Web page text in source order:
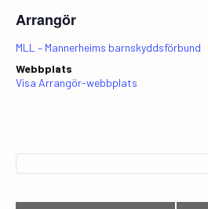
Arrangör
MLL – Mannerheims barnskyddsförbund
Webbplats
Visa Arrangör-webbplats